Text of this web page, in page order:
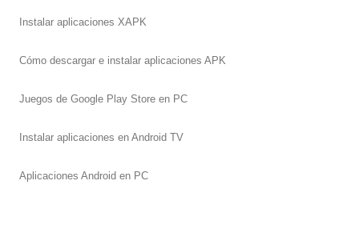
Instalar aplicaciones XAPK
Cómo descargar e instalar aplicaciones APK
Juegos de Google Play Store en PC
Instalar aplicaciones en Android TV
Aplicaciones Android en PC